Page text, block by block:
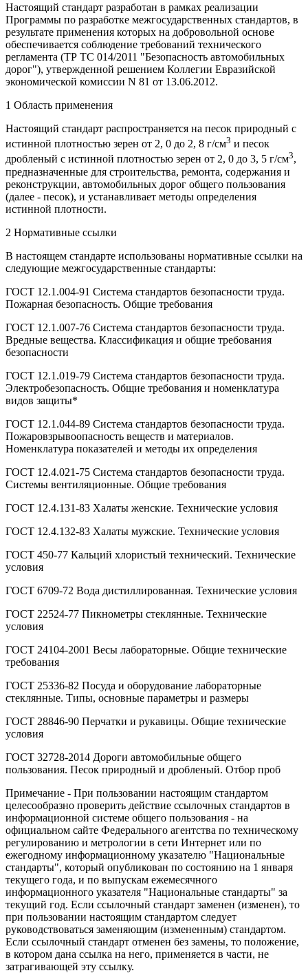
Настоящий стандарт разработан в рамках реализации
Программы по разработке межгосударственных стандартов, в
результате применения которых на добровольной основе
обеспечивается соблюдение требований технического
регламента (ТР ТС 014/2011 "Безопасность автомобильных
дорог"), утвержденной решением Коллегии Евразийской
экономической комиссии N 81 от 13.06.2012.
1 Область применения
Настоящий стандарт распространяется на песок природный с
истинной плотностью зерен от 2, 0 до 2, 8 г/см3 и песок
дробленый с истинной плотностью зерен от 2, 0 до 3, 5 г/см3,
предназначенные для строительства, ремонта, содержания и
реконструкции, автомобильных дорог общего пользования
(далее - песок), и устанавливает методы определения
истинной плотности.
2 Нормативные ссылки
В настоящем стандарте использованы нормативные ссылки на
следующие межгосударственные стандарты:
ГОСТ 12.1.004-91 Система стандартов безопасности труда.
Пожарная безопасность. Общие требования
ГОСТ 12.1.007-76 Система стандартов безопасности труда.
Вредные вещества. Классификация и общие требования
безопасности
ГОСТ 12.1.019-79 Система стандартов безопасности труда.
Электробезопасность. Общие требования и номенклатура
видов защиты*
ГОСТ 12.1.044-89 Система стандартов безопасности труда.
Пожаровзрывоопасность веществ и материалов.
Номенклатура показателей и методы их определения
ГОСТ 12.4.021-75 Система стандартов безопасности труда.
Системы вентиляционные. Общие требования
ГОСТ 12.4.131-83 Халаты женские. Технические условия
ГОСТ 12.4.132-83 Халаты мужские. Технические условия
ГОСТ 450-77 Кальций хлористый технический. Технические
условия
ГОСТ 6709-72 Вода дистиллированная. Технические условия
ГОСТ 22524-77 Пикнометры стеклянные. Технические
условия
ГОСТ 24104-2001 Весы лабораторные. Общие технические
требования
ГОСТ 25336-82 Посуда и оборудование лабораторные
стеклянные. Типы, основные параметры и размеры
ГОСТ 28846-90 Перчатки и рукавицы. Общие технические
условия
ГОСТ 32728-2014 Дороги автомобильные общего
пользования. Песок природный и дробленый. Отбор проб
Примечание - При пользовании настоящим стандартом
целесообразно проверить действие ссылочных стандартов в
информационной системе общего пользования - на
официальном сайте Федерального агентства по техническому
регулированию и метрологии в сети Интернет или по
ежегодному информационному указателю "Национальные
стандарты", который опубликован по состоянию на 1 января
текущего года, и по выпускам ежемесячного
информационного указателя "Национальные стандарты" за
текущий год. Если ссылочный стандарт заменен (изменен), то
при пользовании настоящим стандартом следует
руководствоваться заменяющим (измененным) стандартом.
Если ссылочный стандарт отменен без замены, то положение,
в котором дана ссылка на него, применяется в части, не
затрагивающей эту ссылку.